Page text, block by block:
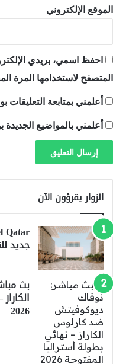
الموقع الإلكتروني
احفظ اسمي، بريدي
المتصفح لاستخدامها المرة
أعلمني بمتابعة التعليقات
أعلمني بالمواضيع الجديدة
الزوار يقرؤون الآن
جديد
بث
2026